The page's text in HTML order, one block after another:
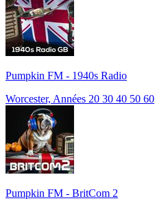
Pumpkin FM - 1940s Radio
Worcester, Années 20 30 40 50 60
Pumpkin FM - BritCom 2